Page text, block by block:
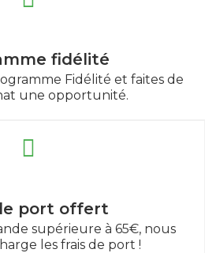
fidélité
Fidélité et faites de
une opportunité.
port offert
supérieure à 65€, nous
les frais de port !